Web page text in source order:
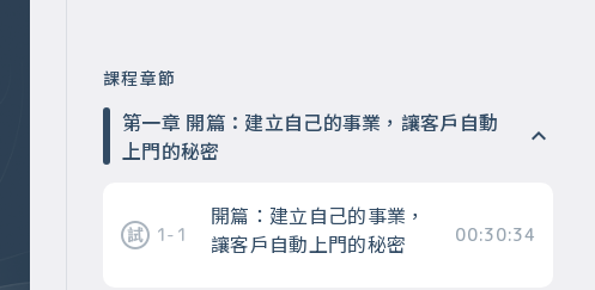
課程章節
第一章 開篇：建立自己的事業，讓客戶自動
上門的秘密
1-1
開篇：建立自己的事業，
讓客戶自動上門的秘密
00:30:34